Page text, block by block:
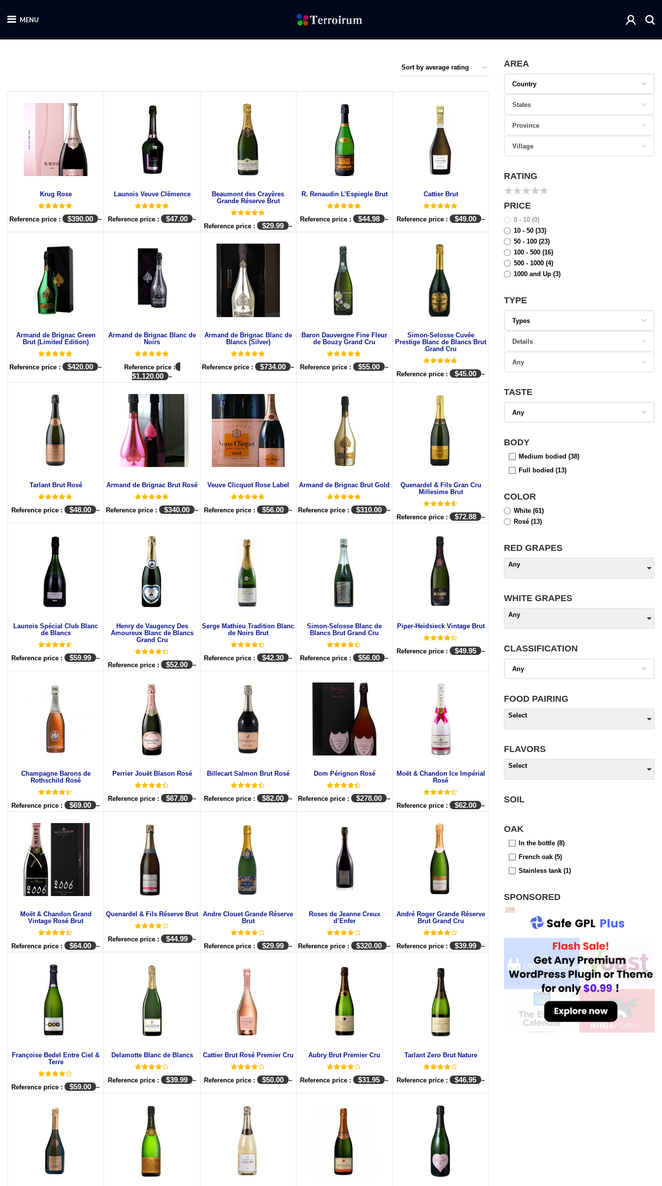
MENU
AREA
RATING
★
★
★
★
★
PRICE
0 - 10 (0)
10 - 50 (33)
50 - 100 (23)
100 - 500 (16)
500 - 1000 (4)
1000 and Up (3)
TYPE
TASTE
BODY
Medium bodied (38)
Full bodied (13)
COLOR
White (61)
Rosé (13)
RED GRAPES
Any
WHITE GRAPES
Any
CLASSIFICATION
FOOD PAIRING
Select
FLAVORS
Select
SOIL
OAK
In the bottle (8)
French oak (5)
Stainless tank (1)
SPONSORED
Krug Rose
Reference price : $390.00 ~
Launois Veuve Clémence
Reference price : $47.00 ~
Beaumont des Crayères
Grande Réserve Brut
Reference price : $29.99 ~
R. Renaudin L’Espiegle Brut
Reference price : $44.98 ~
Cattier Brut
Reference price : $49.00 ~
Armand de Brignac Green
Brut (Limited Edition)
Reference price : $420.00 ~
Armand de Brignac Blanc de
Noirs
Reference price :
$1,120.00 ~
Armand de Brignac Blanc de
Blancs (Silver)
Reference price : $734.00 ~
Baron Dauvergne Fine Fleur
de Bouzy Grand Cru
Reference price : $55.00 ~
Simon-Selosse Cuvée
Prestige Blanc de Blancs Brut
Grand Cru
Reference price : $45.00 ~
Tarlant Brut Rosé
Reference price : $48.00 ~
Armand de Brignac Brut Rosé
Reference price : $340.00 ~
Veuve Clicquot Rose Label
Reference price : $56.00 ~
Armand de Brignac Brut Gold
Reference price : $310.00 ~
Quenardel & Fils Gran Cru
Millesime Brut
Reference price : $72.88 ~
Launois Spécial Club Blanc
de Blancs
Reference price : $59.99 ~
Henry de Vaugency Des
Amoureux Blanc de Blancs
Grand Cru
Reference price : $52.00 ~
Serge Mathieu Tradition Blanc
de Noirs Brut
Reference price : $42.30 ~
Simon-Selosse Blanc de
Blancs Brut Grand Cru
Reference price : $56.00 ~
Piper-Heidsieck Vintage Brut
Reference price : $49.95 ~
Champagne Barons de
Rothschild Rosé
Reference price : $69.00 ~
Perrier Jouët Blason Rosé
Reference price : $67.80 ~
Billecart Salmon Brut Rosé
Reference price : $82.00 ~
Dom Pérignon Rosé
Reference price : $278.00 ~
Moët & Chandon Ice Impérial
Rosé
Reference price : $62.00 ~
Moët & Chandon Grand
Vintage Rosé Brut
Reference price : $64.00 ~
Quenardel & Fils Réserve Brut
Reference price : $44.99 ~
Andre Clouet Grande Réserve
Brut
Reference price : $29.99 ~
Roses de Jeanne Creux
d’Enfer
Reference price : $320.00 ~
André Roger Grande Réserve
Brut Grand Cru
Reference price : $39.99 ~
Françoise Bedel Entre Ciel &
Terre
Reference price : $59.00 ~
Delamotte Blanc de Blancs
Reference price : $39.99 ~
Cattier Brut Rosé Premier Cru
Reference price : $50.00 ~
Aubry Brut Premier Cru
Reference price : $31.95 ~
Tarlant Zero Brut Nature
Reference price : $46.95 ~